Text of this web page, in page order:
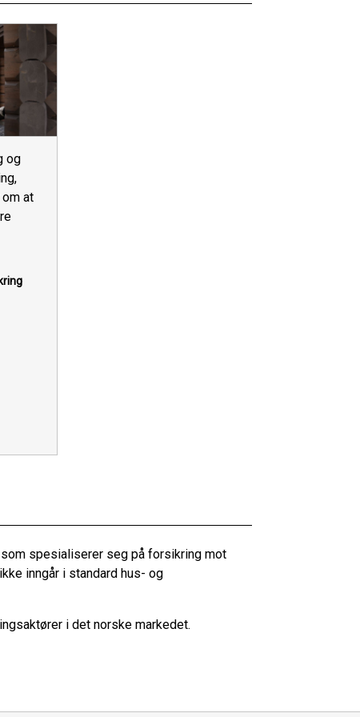
og
om at
spesialiserer seg på forsikring mot
inngår i standard hus- og
i det norske markedet.